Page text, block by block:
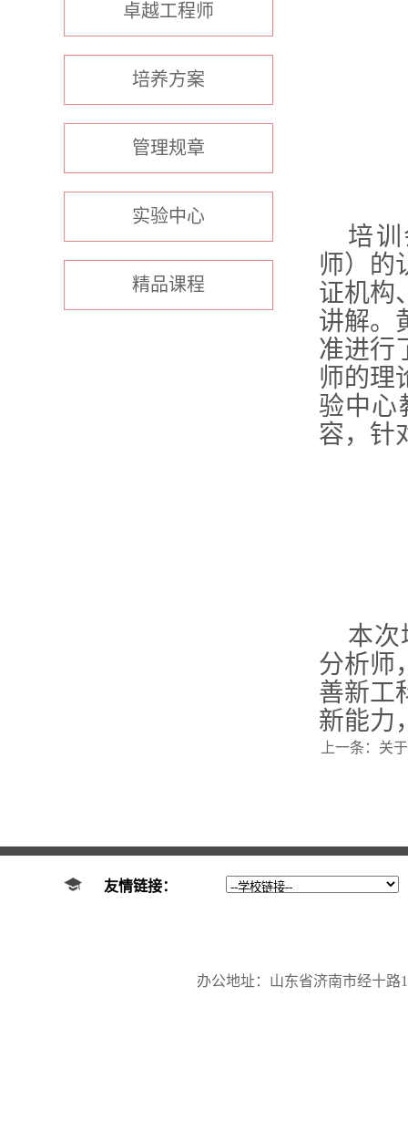
卓越工程师
培养方案
管理规章
实验中心
精品课程
培
师）的
证机构
讲解。
准进行
师的理
验中心
容，针
本次
分析师
善新工
新能力
上一条： 关
友情链接：
办公地址：山东省济南市经十路